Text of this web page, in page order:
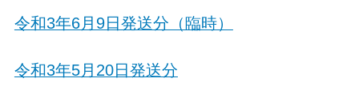
令和3年6月9日発送分（臨時）
令和3年5月20日発送分